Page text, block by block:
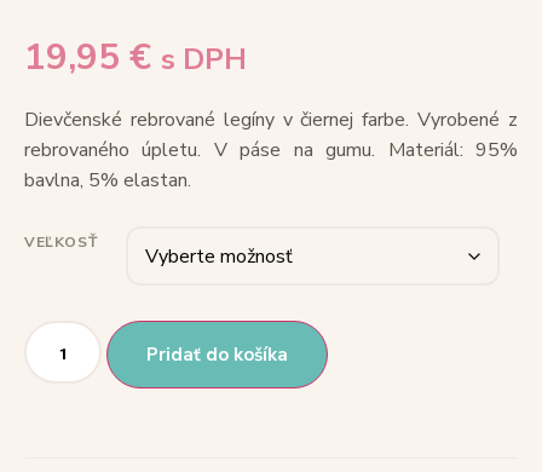
19,95 € s DPH
Dievčenské rebrované legíny v čiernej farbe. Vyrobené z
rebrovaného úpletu. V páse na gumu. Materiál: 95%
bavlna, 5% elastan.
VEĽKOSŤ
Pridať do košíka